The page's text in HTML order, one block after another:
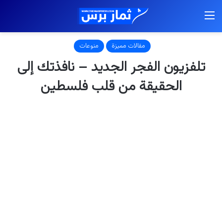
مقالات مميزة منوعات
تلفزيون الفجر الجديد – نافذتك إلى
الحقيقة من قلب فلسطين